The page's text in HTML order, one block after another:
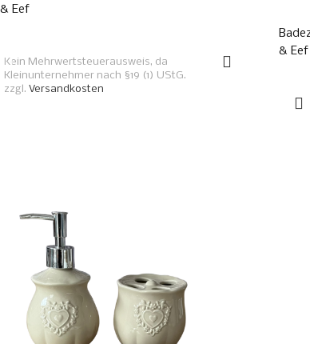
Eef
Kein Mehrwertsteuerausweis, da
Kleinunternehmer nach §19 (1) UStG.
zzgl.Versandkosten
& Eef